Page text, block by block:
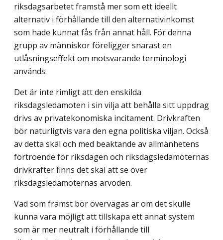
riksdagsarbetet framstå mer som ett ideellt
alternativ i förhållande till den alternativinkomst
som hade kunnat fås från annat håll. För denna
grupp av människor föreligger snarast en
utlåsningseffekt om motsvarande terminologi
används.
Det är inte rimligt att den enskilda
riksdagsledamoten i sin vilja att behålla sitt uppdrag
drivs av privatekonomiska incitament. Drivkraften
bör naturligtvis vara den egna politiska viljan. Också
av detta skäl och med beaktande av allmänhetens
förtroende för riksdagen och riksdagsledamöternas
drivkrafter finns det skäl att se över
riksdagsledamöternas arvoden.
Vad som främst bör övervägas är om det skulle
kunna vara möjligt att tillskapa ett annat system
som är mer neutralt i förhållande till